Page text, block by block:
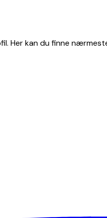
Her kan du finne